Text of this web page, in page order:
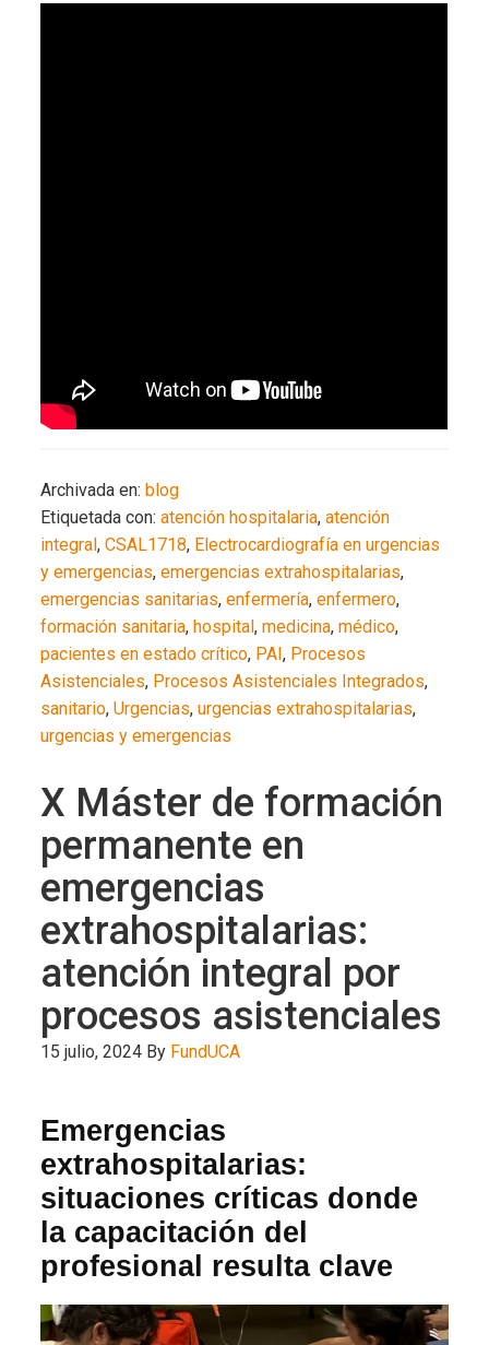
Archivada en:blog
Etiquetada con:atención hospitalaria,atención
integral,CSAL1718, Electrocardiografía en urgencias
y emergencias,emergencias extrahospitalarias,
emergencias sanitarias,enfermería,enfermero,
formación sanitaria,hospital,medicina,médico,
pacientes en estado crítico, PAI, Procesos
Asistenciales, Procesos Asistenciales Integrados,
sanitario,Urgencias,urgencias extrahospitalarias,
urgencias y emergencias
X Máster de formación
permanente en
emergencias
extrahospitalarias:
atención integral por
procesos asistenciales
15 julio, 2024 By FundUCA
Emergencias
extrahospitalarias:
situaciones críticas donde
la capacitación del
profesional resulta clave